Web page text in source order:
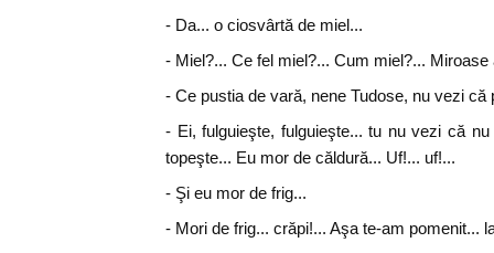
- Da... o ciosvârtă de miel...
- Miel?... Ce fel miel?... Cum miel?...
- Ce pustia de vară, nene Tudose, nu vezi că
- Ei, fulguieşte, fulguieşte... tu nu vezi că
topeşte... Eu mor de căldură... Uf!... uf!...
- Şi eu mor de frig...
- Mori de frig... crăpi!... Aşa te-am pomenit...